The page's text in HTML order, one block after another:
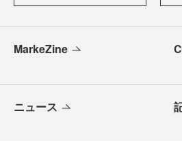
MarkeZine
ニュース